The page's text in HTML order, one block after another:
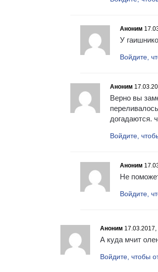
Аноним
У
Войдите,
Аноним
Верно вы
догадаются.
Войдите,
Аноним
Не
Войдите,
Аноним 17.03.2017,
А куда мчит
Войдите, чтобы